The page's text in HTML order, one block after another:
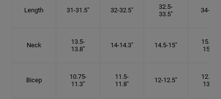
Length 31-31.5" 32-32.5"
32.5-
33.5"
34-35"
Neck
13.5-
13.8"
14-14.3" 14.5-15"
15.25-
15.5"
Bicep
10.75-
11.3"
11.5-
11.8"
12-12.5"
12.75-
13.3"